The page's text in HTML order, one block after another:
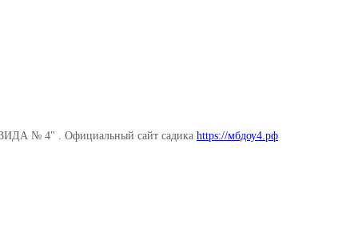
№ 4" . Официальный сайт садика https://мбдоу4.рф